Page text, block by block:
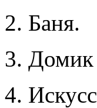
2. Баня.
3. Домик
4.